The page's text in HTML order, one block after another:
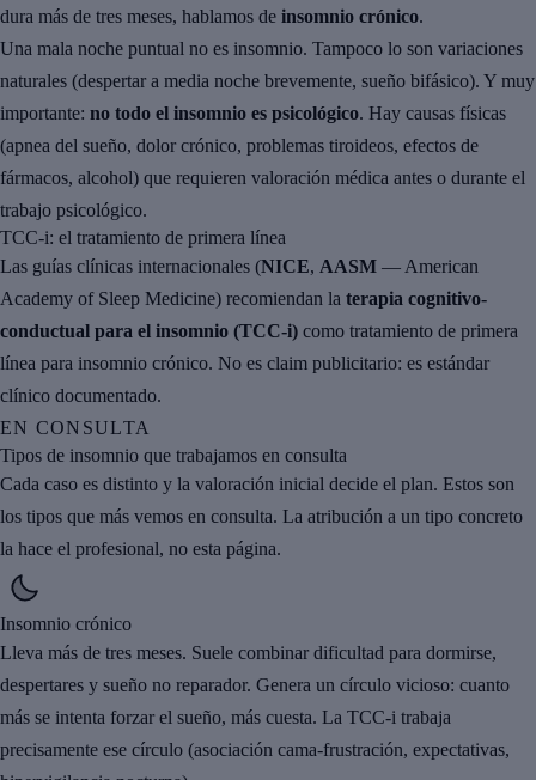
dura más de tres meses, hablamos de insomnio crónico.
Una mala noche puntual no es insomnio. Tampoco lo son variaciones
naturales (despertar a media noche brevemente, sueño bifásico). Y muy
importante: no todo el insomnio es psicológico. Hay causas físicas
(apnea del sueño, dolor crónico, problemas tiroideos, efectos de
fármacos, alcohol) que requieren valoración médica antes o durante el
trabajo psicológico.
TCC-i: el tratamiento de primera línea
Las guías clínicas internacionales (NICE, AASM — American
Academy of Sleep Medicine) recomiendan la terapia cognitivo-
conductual para el insomnio (TCC-i) como tratamiento de primera
línea para insomnio crónico. No es claim publicitario: es estándar
clínico documentado.
EN CONSULTA
Tipos de insomnio que trabajamos en consulta
Cada caso es distinto y la valoración inicial decide el plan. Estos son
los tipos que más vemos en consulta. La atribución a un tipo concreto
la hace el profesional, no esta página.
Insomnio crónico
Lleva más de tres meses. Suele combinar dificultad para dormirse,
despertares y sueño no reparador. Genera un círculo vicioso: cuanto
más se intenta forzar el sueño, más cuesta. La TCC-i trabaja
precisamente ese círculo (asociación cama-frustración, expectativas,